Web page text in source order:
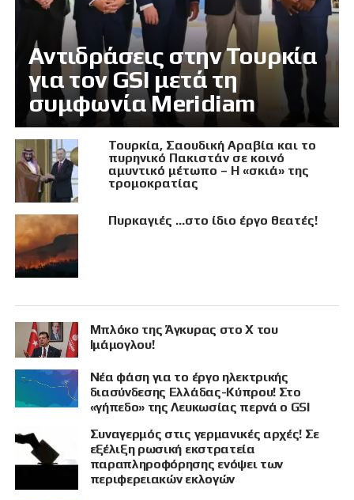
Αντιδράσεις στην Τουρκία
για τον GSI μετά τη
συμφωνία Meridiam
Τουρκία, Σαουδική Αραβία και το
πυρηνικό Πακιστάν σε κοινό
αμυντικό μέτωπο – Η «σκιά» της
τρομοκρατίας
Πυρκαγιές …στο ίδιο έργο θεατές!
Μπλόκο της Άγκυρας στο X του
Ιμάμογλου!
Νέα φάση για το έργο ηλεκτρικής
διασύνδεσης Ελλάδας-Κύπρου! Στο
«γήπεδο» της Λευκωσίας περνά ο GSI
Συναγερμός στις γερμανικές αρχές! Σε
εξέλιξη ρωσική εκστρατεία
παραπληροφόρησης ενόψει των
περιφερειακών εκλογών